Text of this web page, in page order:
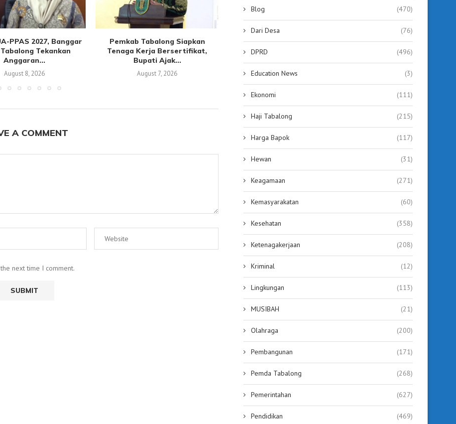
PPAS 2027, Banggar
Tabalong Tekankan
Anggaran...
August 8, 2026
Pemkab Tabalong Siapkan
Tenaga Kerja Bersertifikat,
Bupati Ajak...
August 7, 2026
Menapak Jejak Pahlawan di
Bawah Terik Matahari, Peserta...
August 6, 2026
604 Calon Jemaah
Masuk Alokasi Haji
August 4, 2026
A COMMENT
next time I comment.
Blog (470)
Dari Desa (76)
DPRD (496)
Education News (3)
Ekonomi (111)
Haji Tabalong (215)
Harga Bapok (117)
Hewan (31)
Keagamaan (271)
Kemasyarakatan (60)
Kesehatan (358)
Ketenagakerjaan (208)
Kriminal (12)
Lingkungan (113)
MUSIBAH (21)
Olahraga (200)
Pembangunan (171)
Pemda Tabalong (268)
Pemerintahan (627)
Pendidikan (469)